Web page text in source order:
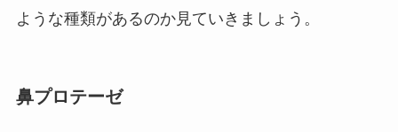
ような種類があるのか見ていきましょう。
鼻プロテーゼ